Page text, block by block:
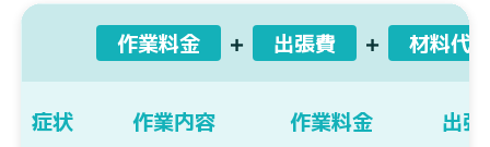
作業料金 ＋ 出張費 ＋ 材料代
症状 作業内容 作業料金 出